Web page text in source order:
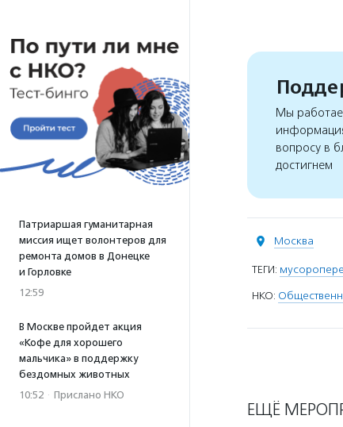
Патриаршая гуманитарная
миссия ищет волонтеров для
ремонта домов в Донецке
и Горловке
12:59
В Москве пройдет акция
«Кофе для хорошего
мальчика» в поддержку
бездомных животных
10:52 · Прислано НКО
Мы
вопросу в
достигнем
Москва
ТЕГИ:
НКО:
ЕЩЁ